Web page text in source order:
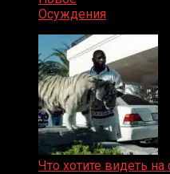
Осуждения
Что хотите видеть на